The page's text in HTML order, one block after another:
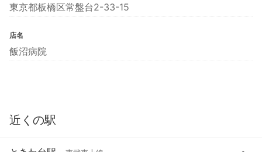
東京都板橋区常盤台2-33-15
店名
飯沼病院
近くの駅